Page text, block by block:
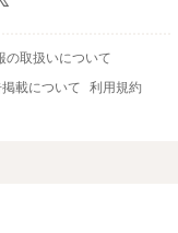
の取扱いについて
掲載について
利用規約